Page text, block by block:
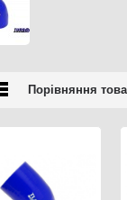
Порівняння